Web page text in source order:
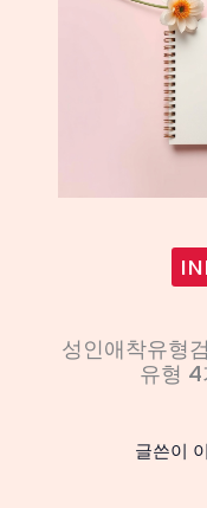
성인애착유형
유형 4
글쓴이